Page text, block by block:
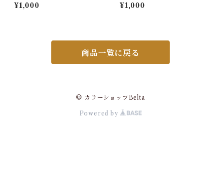
チがあるお庭
¥1,000
を。スプリングガーランド
¥1,000
商品一覧に戻る
© カラーショップBelta
Powered by